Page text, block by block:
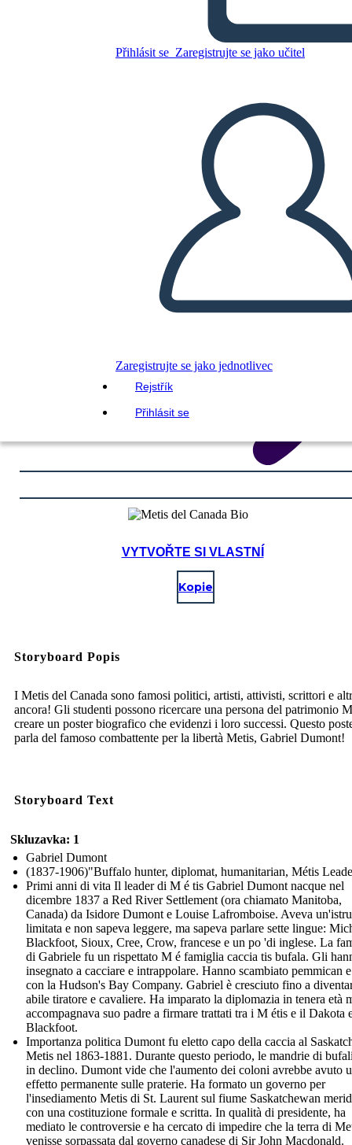
Přihlásit se Zaregistrujte se jako učitel
Zaregistrujte se jako jednotlivec
Rejstřík
Přihlásit se
Zkopírujte tento scénář
PŘEHRÁT PREZENTACI
PŘEČTI MI
VYTVOŘTE SI VLASTNÍ
Kopie
Storyboard Popis
I Metis del Canada sono famosi politici, artisti, attivisti, scrittori e
ancora! Gli studenti possono ricercare una persona del patrimonio
creare un poster biografico che evidenzi i loro successi. Questo
parla del famoso combattente per la libertà Metis, Gabriel Dumont!
Storyboard Text
Skluzavka: 1
Gabriel Dumont
(1837-1906)"Buffalo hunter, diplomat, humanitarian, Métis
Primi anni di vita Il leader di M é tis Gabriel Dumont nacque nel
dicembre 1837 a Red River Settlement (ora chiamato Manitoba,
Canada) da Isidore Dumont e Louise Lafromboise. Aveva
limitata e non sapeva leggere, ma sapeva parlare sette lingue:
Blackfoot, Sioux, Cree, Crow, francese e un po 'di inglese. La
di Gabriele fu un rispettato M é famiglia caccia tis bufala. Gli
insegnato a cacciare e intrappolare. Hanno scambiato pemmican
con la Hudson's Bay Company. Gabriel è cresciuto fino a
abile tiratore e cavaliere. Ha imparato la diplomazia in tenera età
accompagnava suo padre a firmare trattati tra i M étis e il Dakota
Blackfoot.
Importanza politica Dumont fu eletto capo della caccia al
Metis nel 1863-1881. Durante questo periodo, le mandrie di
in declino. Dumont vide che l'aumento dei coloni avrebbe avuto
effetto permanente sulle praterie. Ha formato un governo per
l'insediamento Metis di St. Laurent sul fiume Saskatchewan
con una costituzione formale e scritta. In qualità di presidente, ha
mediato le controversie e ha cercato di impedire che la terra di
venisse sorpassata dal governo canadese di Sir John Macdonald.